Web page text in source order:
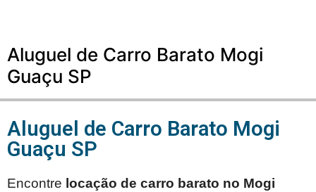
Aluguel de Carro Barato Mogi
Guaçu SP
Aluguel de Carro Barato Mogi
Guaçu SP
Encontre locação de carro barato no Mogi